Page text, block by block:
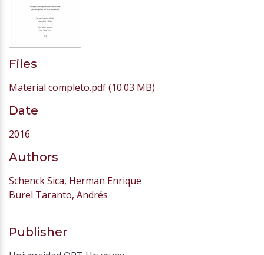
Files
Material completo.pdf(10.03 MB)
Date
2016
Authors
Schenck Sica, Herman Enrique
Burel Taranto, Andrés
Publisher